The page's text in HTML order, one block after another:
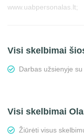
www.uabpersonalas.lt;
Visi skelbimai
Darbas užsienyje
Visi skelbimai
Žiūrėti visus